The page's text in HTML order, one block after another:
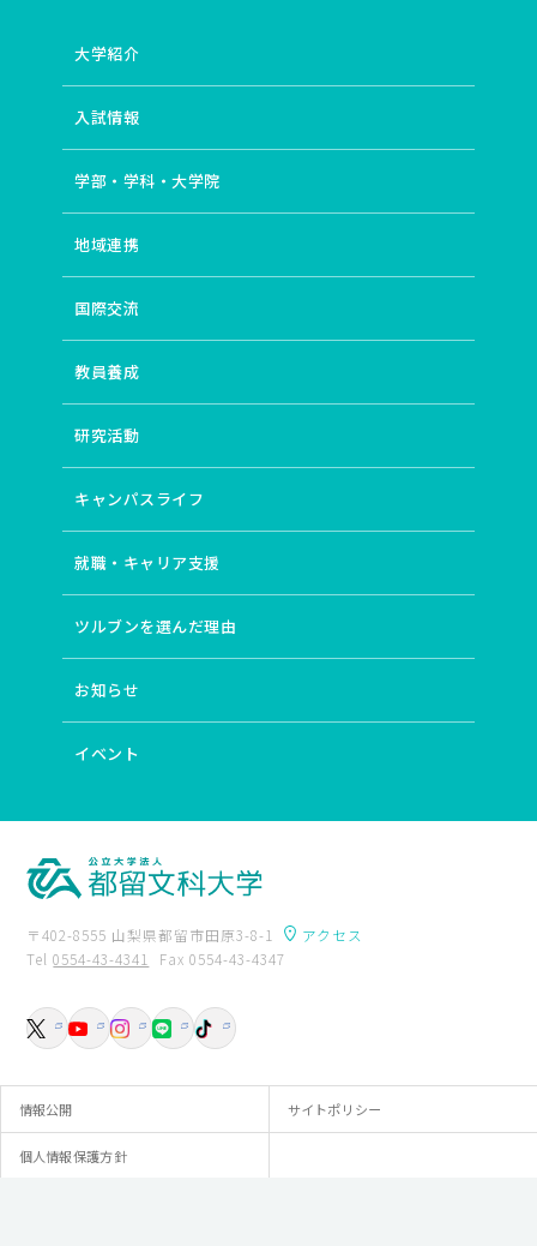
入試資料請求
お問い合わせ
大学紹介
入試情報
学部・学科・大学院
地域連携
国際交流
教員養成
研究活動
キャンパスライフ
就職・キャリア支援
ツルブンを選んだ理由
お知らせ
イベント
〒402-8555 山梨県都留市田原3-8-1
アクセス
Tel0554-43-4341 Fax 0554-43-4347
情報公開 サイトポリシー
個人情報保護方針